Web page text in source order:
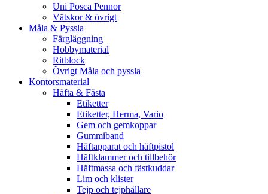
Uni Posca Pennor
Vätskor & övrigt
Måla & Pyssla
Färgläggning
Hobbymaterial
Ritblock
Övrigt Måla och pyssla
Kontorsmaterial
Häfta & Fästa
Etiketter
Etiketter, Herma, Vario
Gem och gemkoppar
Gummiband
Häftapparat och häftpistol
Häftklammer och tillbehör
Häftmassa och fästkuddar
Lim och klister
Tejp och tejphållare